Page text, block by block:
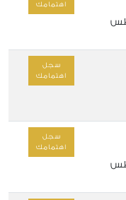
اهتمامك
سجل
اهتمامك
سجل
اهتمامك